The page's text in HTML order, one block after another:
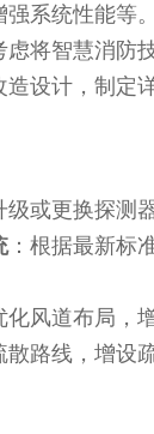
系统性能等。
虑将智慧消防
造设计，制定
级或更换探测
：根据最新标
化风道布局，
散路线，增设